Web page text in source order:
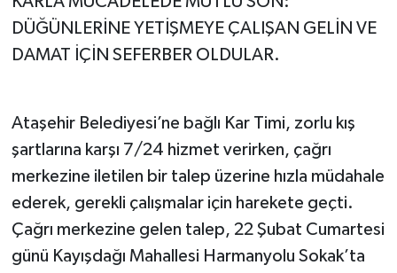
DÜĞÜNLERİNE YETİŞMEYE ÇALIŞAN GELİN VE
DAMAT İÇİN SEFERBER OLDULAR.
Ataşehir Belediyesi’ne bağlı Kar Timi, zorlu kış
şartlarına karşı 7/24 hizmet verirken, çağrı
merkezine iletilen bir talep üzerine hızla müdahale
ederek, gerekli çalışmalar için harekete geçti.
Çağrı merkezine gelen talep, 22 Şubat Cumartesi
günü Kayışdağı Mahallesi Harmanyolu Sokak’ta